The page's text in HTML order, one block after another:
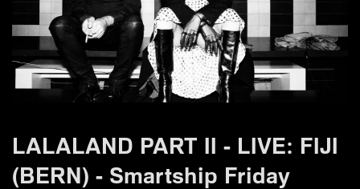
LALALAND PART II - LIVE: FIJI
(BERN) - Smartship Friday